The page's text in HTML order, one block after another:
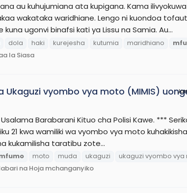
au kuhujumiana ata kupigana. Kama ilivyokuwa
wakataka waridhiane. Lengo ni kuondoa
ugonvi binafsi kati ya Lissu na Samia. Au...
dola haki kurejesha kutumia maridhiano
la Siasa
Ukaguzi vyombo vya moto (MIMIS)
Barabarani Kituo cha Polisi Kawe. ***
21 kwa wamiliki wa vyombo vya moto
kukamilisha taratibu zote...
moto muda ukaguzi
ukaguzi vyombo vya
na Hoja mchanganyiko